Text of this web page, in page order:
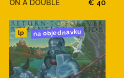
ON A DOUBLE € 40
lp na objednávku